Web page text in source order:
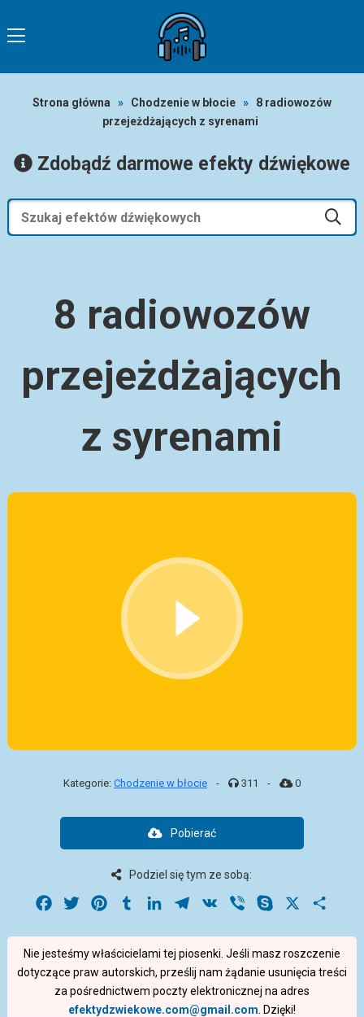
Strona główna » Chodzenie w błocie »
8 radiowozów
przejeżdżających z syrenami
Zdobądź darmowe efekty dźwiękowe
8 radiowozów
przejeżdżających
z syrenami
Kategorie: Chodzenie w błocie - 311 - 0
Pobierać
Podziel się tym ze sobą:
Facebook
Twitter PinterestTumblrLinkedInTelegram
VK Viber Skype
Nie jesteśmy właścicielami tej piosenki. Jeśli masz roszczenie
dotyczące praw autorskich, prześlij nam żądanie usunięcia treści
za pośrednictwem poczty elektronicznej na adres
efektydzwiekowe.com@gmail.com . Dzięki!